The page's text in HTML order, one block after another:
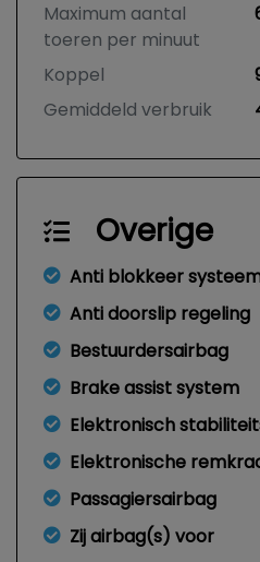
Maximum aantal
toeren per minuut
Koppel
Gemiddeld verbruik
Overige
Anti blokkeer
Anti doorslip regeling
Bestuurdersairbag
Brake assist system
Elektronisch
Elektronische
Passagiersairbag
Zij airbag(s) voor